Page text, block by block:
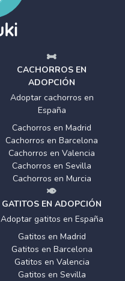
CACHORROS EN
ADOPCIÓN
Adoptar cachorros en
España
Cachorros en Madrid
Cachorros en Barcelona
Cachorros en Valencia
Cachorros en Sevilla
Cachorros en Murcia
GATITOS EN ADOPCIÓN
Adoptar gatitos en España
Gatitos en Madrid
Gatitos en Barcelona
Gatitos en Valencia
Gatitos en Sevilla